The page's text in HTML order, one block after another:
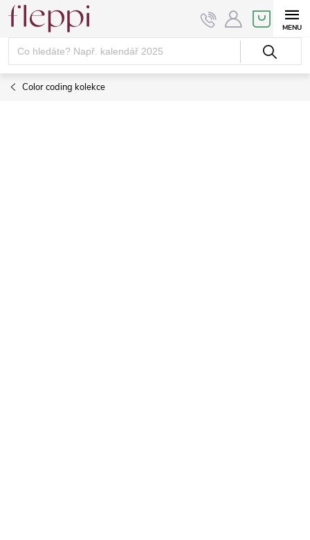
Přejít
obsah
NÁKUPNÍ
KOŠÍK
Color coding kolekce